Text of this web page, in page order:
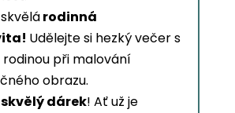
rodinná
Udělejte si hezký večer s
při malování
obrazu.
skvělý dárek! Ať už je